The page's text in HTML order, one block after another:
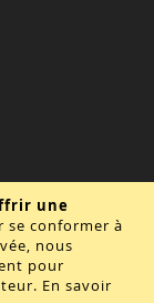
une
se conformer à
nous
pour
En savoir